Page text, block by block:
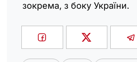
зокрема, з боку України.